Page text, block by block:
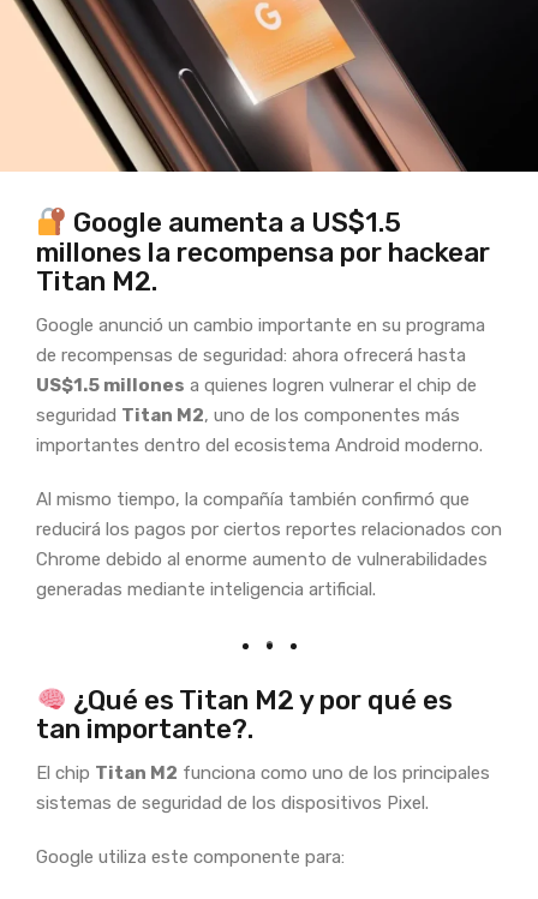
Google aumenta a US$1.5
millones la recompensa por hackear
Titan M2.
Google anunció un cambio importante en su programa
de recompensas de seguridad: ahora ofrecerá hasta
US$1.5 millones a quienes logren vulnerar el chip de
seguridad Titan M2, uno de los componentes más
importantes dentro del ecosistema Android moderno.
Al mismo tiempo, la compañía también confirmó que
reducirá los pagos por ciertos reportes relacionados con
Chrome debido al enorme aumento de vulnerabilidades
generadas mediante inteligencia artificial.
¿Qué es Titan M2 y por qué es
tan importante?.
El chip Titan M2 funciona como uno de los principales
sistemas de seguridad de los dispositivos Pixel.
Google utiliza este componente para: